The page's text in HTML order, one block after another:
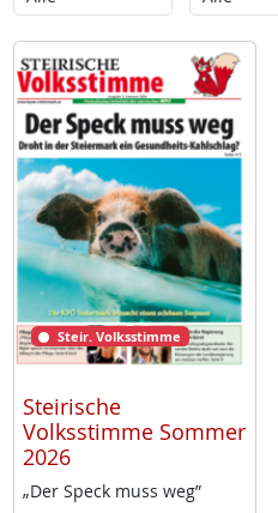
Steir. Volksstimme
Steirische
Volksstimme Sommer
2026
„Der Speck muss weg”